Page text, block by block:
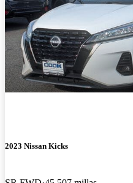
2023 Nissan Kicks